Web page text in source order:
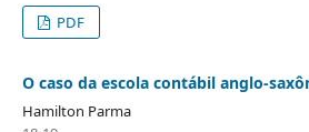
PDF
O caso da escola contábil anglo-
Hamilton Parma